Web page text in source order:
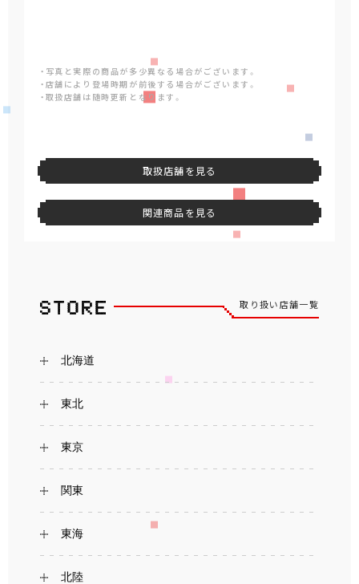
・写真と実際の商品が多少異なる場合がございます。
・店舗により登場時期が前後する場合がございます。
・取扱店舗は随時更新となります。
取扱店舗を見る
関連商品を見る
取り扱い店舗一覧
北海道
東北
東京
関東
東海
北陸